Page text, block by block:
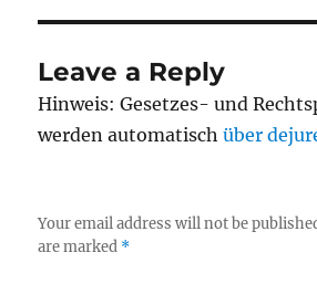
Leave a Reply
Hinweis: Gesetzes- und
werden automatischüber
Your email address will not be
are marked *